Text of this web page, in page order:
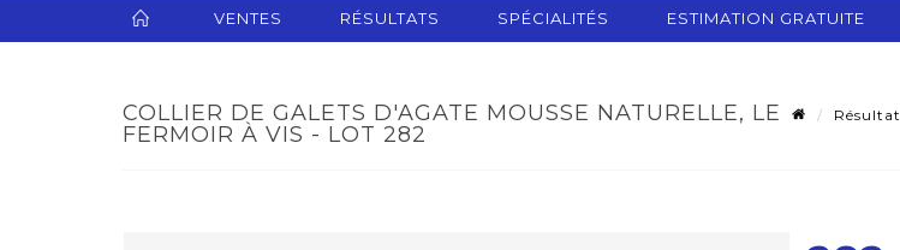
VENTES RÉSULTATS SPÉCIALITÉS ESTIMATION GRATUITE
COLLIER DE GALETS D'AGATE MOUSSE NATURELLE, LE
FERMOIR À VIS - LOT 282
Résultat